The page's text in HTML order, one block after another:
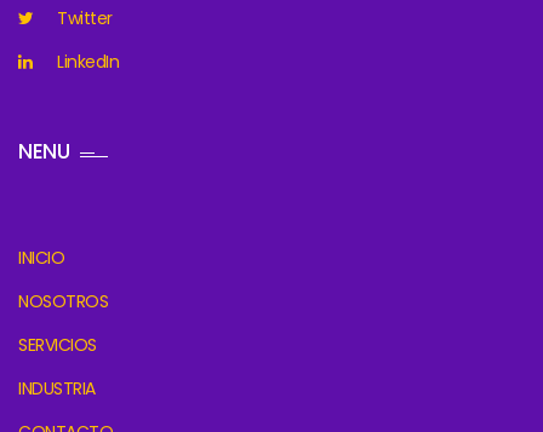
Twitter
LinkedIn
NENU
INICIO
NOSOTROS
SERVICIOS
INDUSTRIA